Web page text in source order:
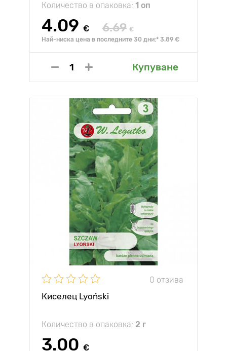
Количество в опаковка: 1 оп
4.09 € 6.69 €
Най-ниска цена в последните 30 дни:* 3.89 €
Купуване
0 отзива
Киселец Lyoński
Количество в опаковка: 2 г
3.00 €